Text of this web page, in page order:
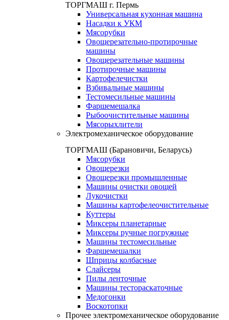
ТОРГМАШ г. Пермь
Универсальная кухонная машина
Насадки к УКМ
Мясорубки
Овощерезательно-протирочные
машины
Овощерезательные машины
Протирочные машины
Картофелечистки
Взбивальные машины
Тестомесильные машины
Фаршемешалка
Рыбоочистительные машины
Мясорыхлители
Электромеханическое оборудование
ТОРГМАШ (Барановичи, Беларусь)
Мясорубки
Овощерезки
Овощерезки промышленные
Машины очистки овощей
Лукочистки
Машины картофелеочистительные
Куттеры
Миксеры планетарные
Миксеры ручные погружные
Машины тестомесильные
Фаршемешалки
Шприцы колбасные
Слайсеры
Пилы ленточные
Машины тестораскаточные
Медогонки
Воскотопки
Прочее электромеханическое оборудование